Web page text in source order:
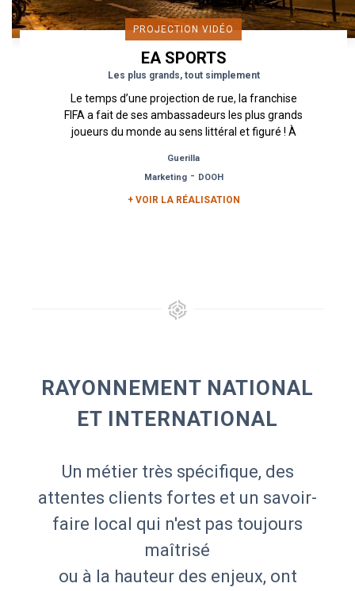
PROJECTION VIDÉO
EA SPORTS
Les plus grands, tout simplement
Le temps d’une projection de rue, la franchise
FIFA a fait de ses ambassadeurs les plus grands
joueurs du monde au sens littéral et figuré ! À
Guerilla
Marketing- DOOH
+ VOIR LA RÉALISATION
RAYONNEMENT NATIONAL
ET INTERNATIONAL
Un métier très spécifique, des
attentes clients fortes et un savoir-
faire local qui n'est pas toujours
maîtrisé
ou à la hauteur des enjeux, ont